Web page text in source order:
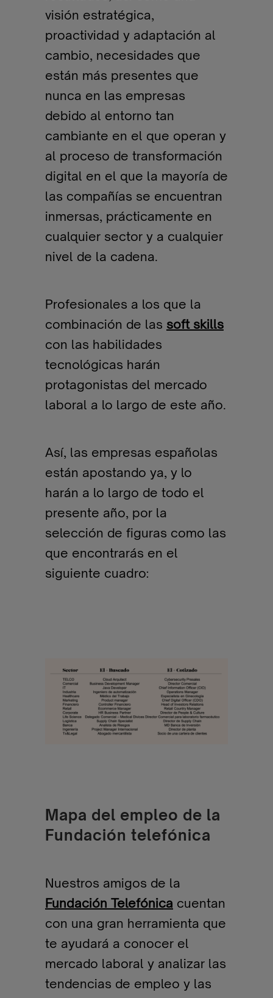
visión estratégica,
proactividad y adaptación al
cambio, necesidades que
están más presentes que
nunca en las empresas
debido al entorno tan
cambiante en el que operan y
al proceso de transformación
digital en el que la mayoría de
las compañías se encuentran
inmersas, prácticamente en
cualquier sector y a cualquier
nivel de la cadena.
Profesionales a los que la
combinación de las soft skills
con las habilidades
tecnológicas harán
protagonistas del mercado
laboral a lo largo de este año.
Así, las empresas españolas
están apostando ya, y lo
harán a lo largo de todo el
presente año, por la
selección de figuras como las
que encontrarás en el
siguiente cuadro:
Mapa del empleo de la
Fundación telefónica
Nuestros amigos de la
Fundación Telefónica cuentan
con una gran herramienta que
te ayudará a conocer el
mercado laboral y analizar las
tendencias de empleo y las